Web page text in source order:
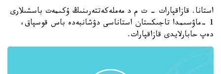
استانا. قازاقپارات - ت م د مەملەكەتتەرىنىڭ ۇكىمەت باسشىلارى
1 -ماۋسىمدا تاجىكستان استاناسى دۋشانبەدە باس قوسپاق،
دەپ حابارلايدى قازاقپارات.